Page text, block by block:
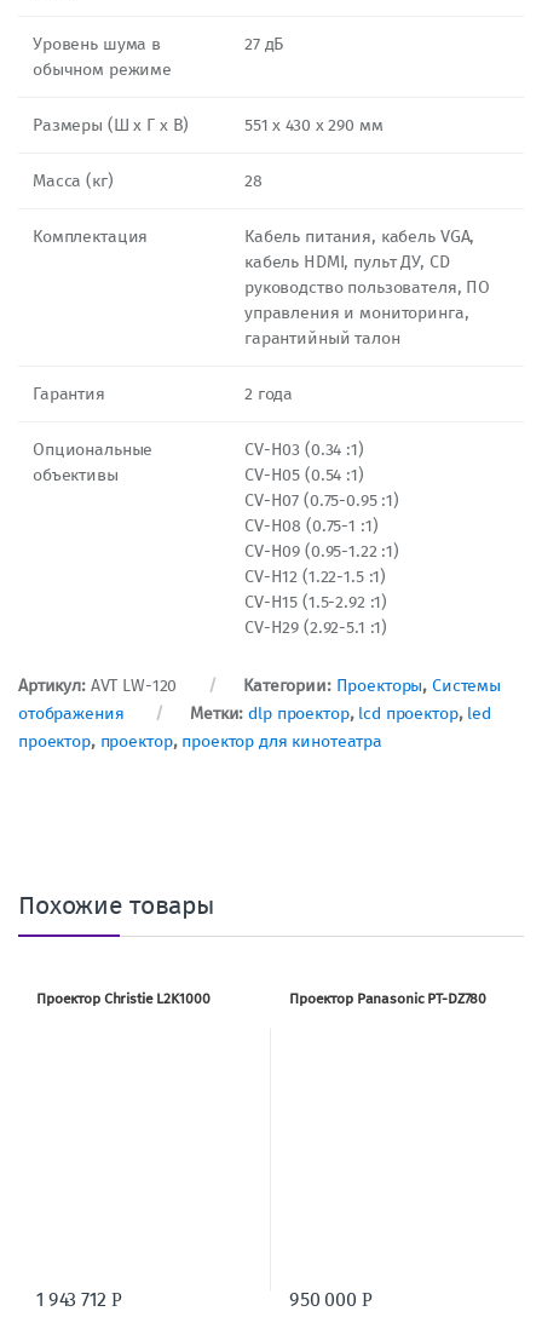
Уровень шума в
обычном режиме
27 дБ
Размеры (Ш х Г х В) 551 x 430 x 290 мм
Масса (кг) 28
Комплектация
Кабель питания, кабель VGA,
кабель HDMI, пульт ДУ, CD
руководство пользователя, ПО
управления и мониторинга,
гарантийный талон
Гарантия 2 года
Опциональные
объективы
CV-H03 (0.34 :1)
CV-H05 (0.54 :1)
CV-H07 (0.75-0.95 :1)
CV-H08 (0.75-1 :1)
CV-H09 (0.95-1.22 :1)
CV-H12 (1.22-1.5 :1)
CV-H15 (1.5-2.92 :1)
CV-H29 (2.92-5.1 :1)
Артикул: AVT LW-120 Категории: Проекторы,Системы
отображения
Метки:dlp проектор, lcd проектор, led
проектор, проектор, проектор для кинотеатра
Похожие товары
Проектор Christie L2K1000
1 943 712 Р
Проектор Panasonic PT-DZ780
950 000 Р